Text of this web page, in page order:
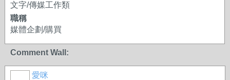
文字/傳媒工作類
職稱
媒體企劃/購買
Comment Wall:
愛咪